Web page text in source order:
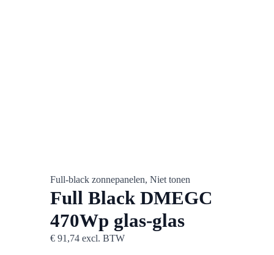
Full-black zonnepanelen, Niet tonen
Full Black DMEGC
470Wp glas-glas
€ 91,74 excl. BTW